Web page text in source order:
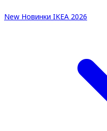
New Новинки IKEA 2026